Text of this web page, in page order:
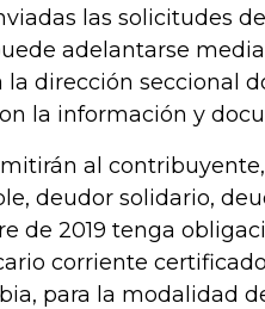
las solicitudes
adelantarse
dirección seccional
la información y
al
deudor solidario,
de 2019 tenga
corriente
para la modalidad